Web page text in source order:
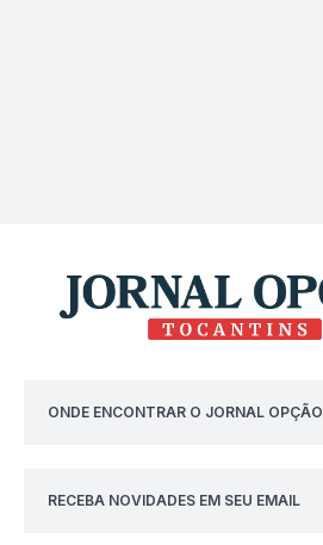
ONDE ENCONTRAR O JORNAL OPÇÃO
RECEBA NOVIDADES EM SEU EMAIL